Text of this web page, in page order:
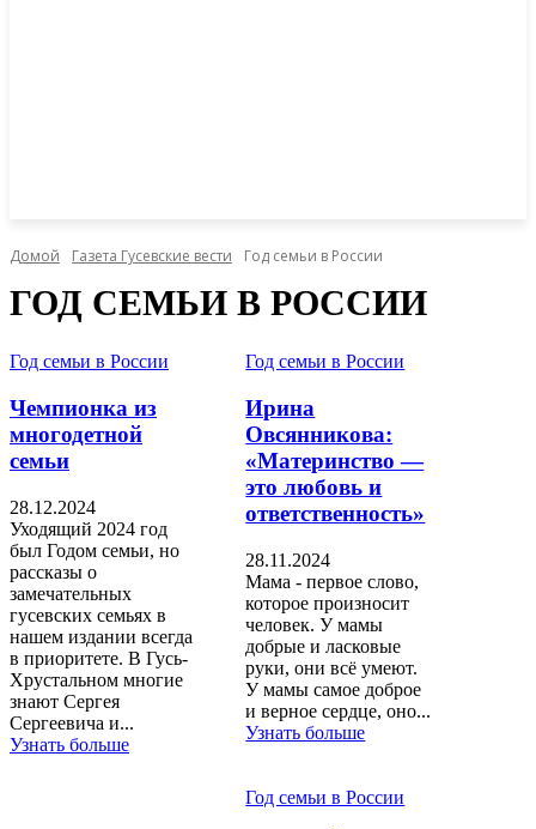
Домой Газета Гусевские вести Год семьи в России
ГОД СЕМЬИ В РОССИИ
Год семьи в России
Чемпионка из
многодетной
семьи
28.12.2024
Уходящий 2024 год
был Годом семьи, но
рассказы о
замечательных
гусевских семьях в
нашем издании всегда
в приоритете. В Гусь-
Хрустальном многие
знают Сергея
Сергеевича и...
Узнать больше
Год семьи в России
Ирина
Овсянникова:
«Материнство —
это любовь и
ответственность»
28.11.2024
Мама - первое слово,
которое произносит
человек. У мамы
добрые и ласковые
руки, они всё умеют.
У мамы самое доброе
и верное сердце, оно...
Узнать больше
Год семьи в России